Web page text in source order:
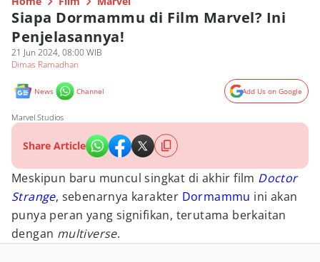
Siapa Dormammu di Film Marvel? Ini
Penjelasannya!
21 Jun 2024, 08:00 WIB
Dimas Ramadhan
News Channel Add Us on Google
Marvel Studios
Share Article
Meskipun baru muncul singkat di akhir film Doctor
Strange, sebenarnya karakter Dormammu ini akan
punya peran yang signifikan, terutama berkaitan
dengan multiverse.